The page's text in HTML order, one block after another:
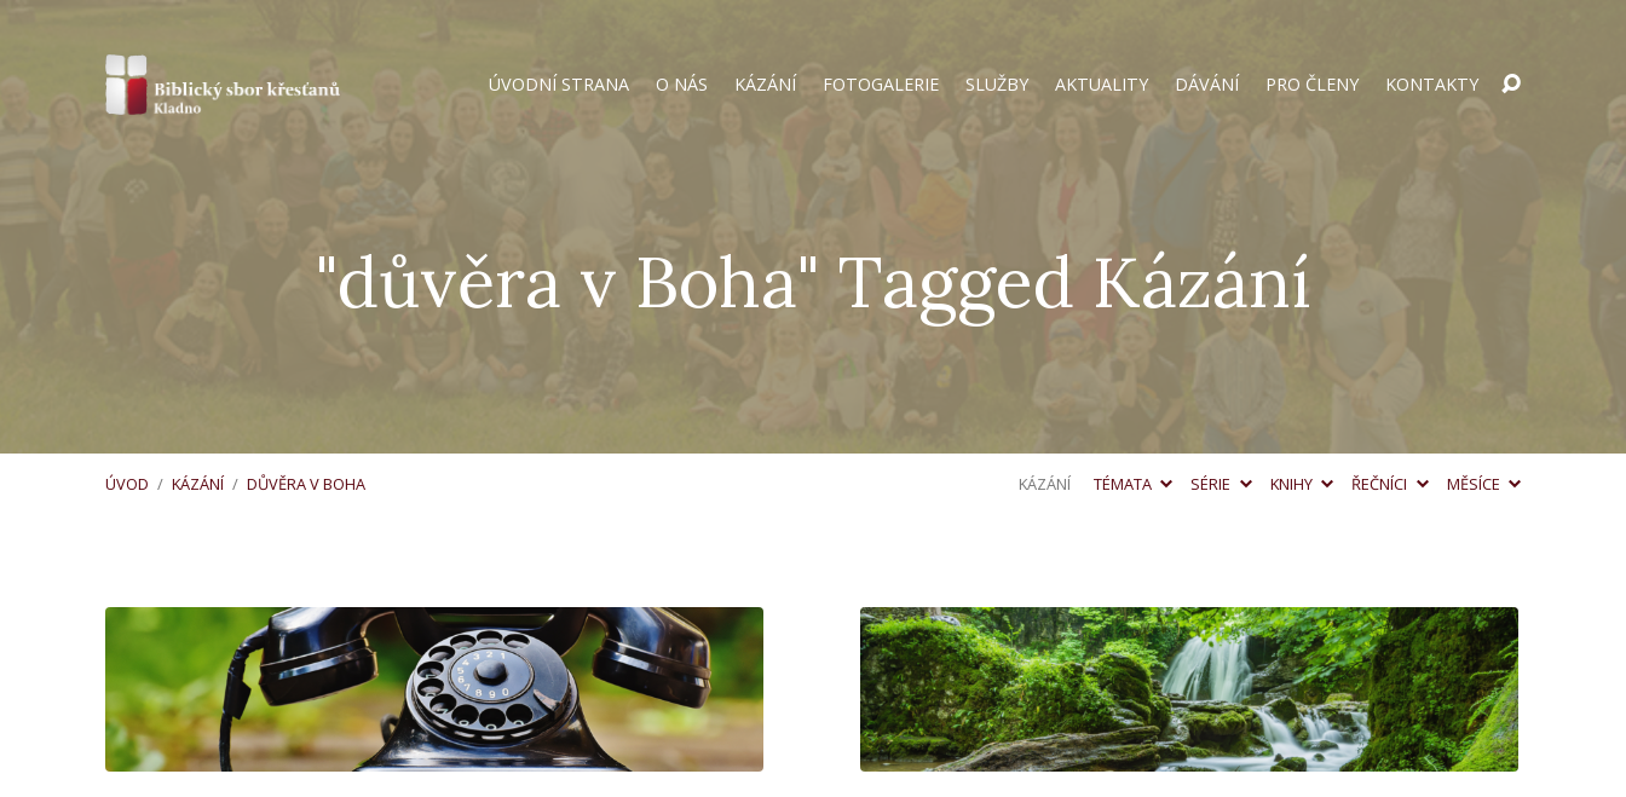
ÚVODNÍ STRANA O NÁS KÁZÁNÍ FOTOGALERIE SLUŽBY AKTUALITY DÁVÁNÍ PRO ČLENY KONTAKTY
"důvěra v Boha" Tagged Kázání
ÚVOD / KÁZÁNÍ / DŮVĚRA V BOHA KÁZÁNÍ TÉMATA SÉRIE KNIHY ŘEČNÍCI MĚSÍCE
"důvěra
v
Boha"